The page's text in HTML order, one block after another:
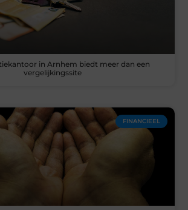
in Arnhem biedt meer dan een
vergelijkingssite
FINANCIEEL